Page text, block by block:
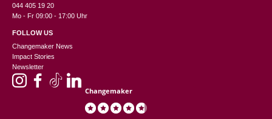
044 405 19 20
Mo - Fr 09:00 - 17:00 Uhr
FOLLOW US
Changemaker News
Impact Stories
Newsletter
Changemaker